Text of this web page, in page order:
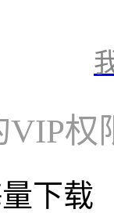
VIP权
下载